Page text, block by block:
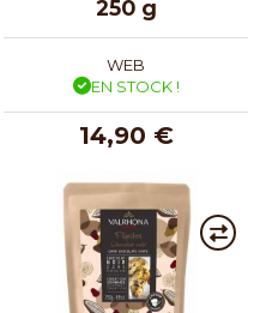
250 g
WEB
EN STOCK !
14,90 €